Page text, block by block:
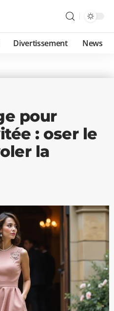
Divertissement News
pour
: oser le
la